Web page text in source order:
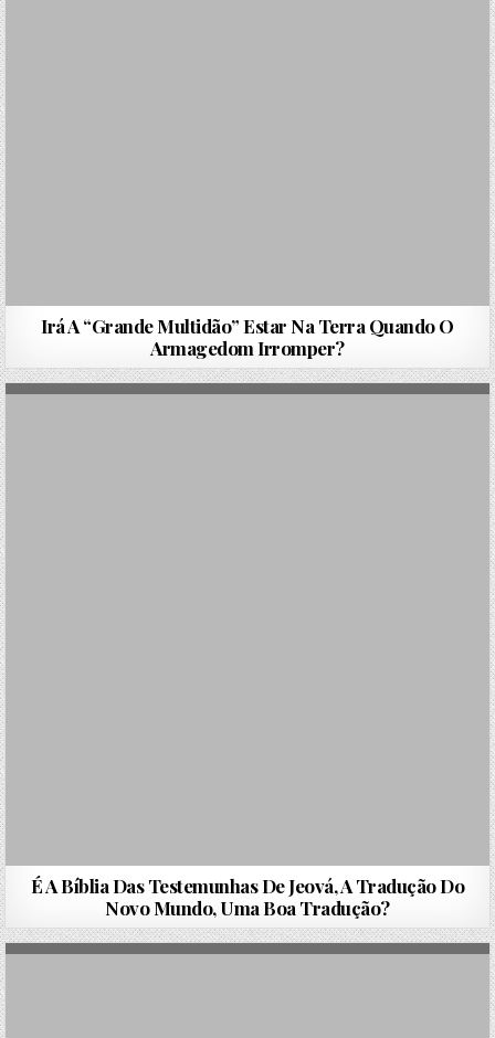
Irá A “Grande Multidão” Estar Na Terra Quando O
Armagedom Irromper?
É A Bíblia Das Testemunhas De Jeová, A Tradução Do
Novo Mundo, Uma Boa Tradução?